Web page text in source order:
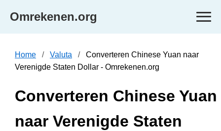
Omrekenen.org
Home Valuta
Converteren Chinese Yuan naar
Verenigde Staten Dollar - Omrekenen.org
Converteren Chinese Yuan
naar Verenigde Staten